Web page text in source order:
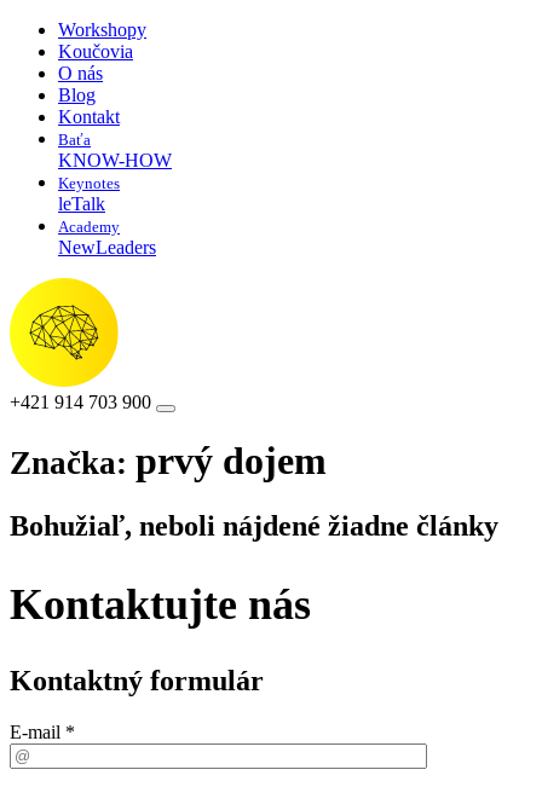
Workshopy
Koučovia
O nás
Blog
Kontakt
Baťa
KNOW-HOW
Keynotes
leTalk
Academy
NewLeaders
+421 914 703 900
Značka: prvý dojem
Bohužiaľ, neboli nájdené žiadne články
Kontaktujte nás
Kontaktný formulár
E-mail *